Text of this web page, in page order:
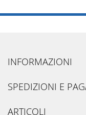
INFORMAZIONI
SPEDIZIONI E
ARTICOLI